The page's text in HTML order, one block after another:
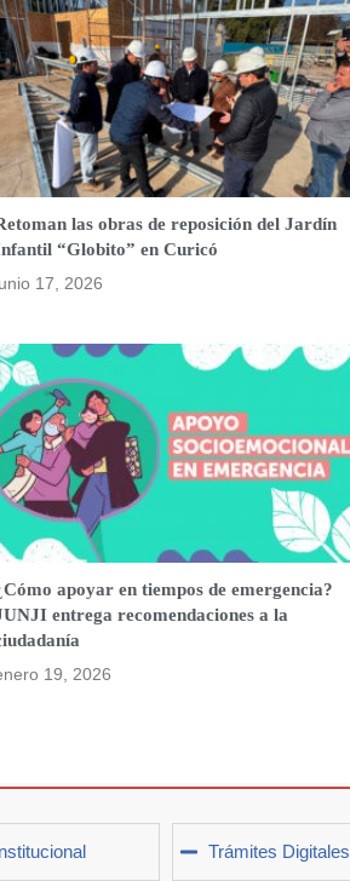
las obras de reposición del Jardín
“Globito” en Curicó
17, 2026
apoyar en tiempos de emergencia?
entrega recomendaciones a la
19, 2026
Trámites